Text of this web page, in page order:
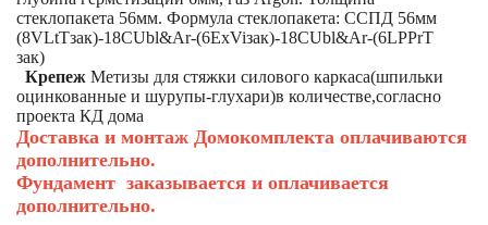
стеклопакета 56мм. Формула стеклопакета: CСПД 56мм
(8VLtTзак)-18CUbl&Ar-(6ExViзак)-18CUbl&Ar-(6LPPrT
зак)
Крепеж Метизы для стяжки силового каркаса(шпильки
оцинкованные и шурупы-глухари)в количестве,согласно
проекта КД дома
Доставка и монтаж Домокомплекта оплачиваются
дополнительно.
Фундамент заказывается и оплачивается
дополнительно.